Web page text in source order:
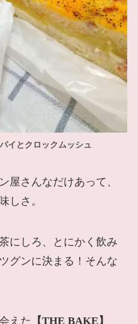
イとクロックムッシュ
屋さんなだけあって、
しさ。
にしろ、とにかく飲み
グンに決まる！そんな
えた 【THE BAKE】